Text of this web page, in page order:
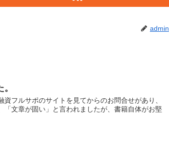
admin
フルサポのサイトを見てからのお問合せがあり、
文章が固い」と言われましたが、書籍自体がお堅